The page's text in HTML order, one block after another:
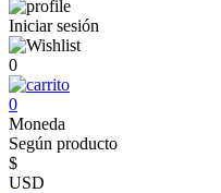
Iniciar sesión
0
0
Moneda
Según producto
$
USD